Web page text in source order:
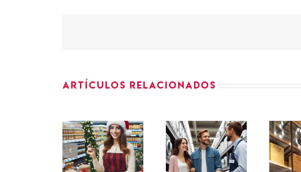
Artículos relacionados
PROMOTORES
PEQUEÑO
ELECTRODOMÉSTICO
ASESOR-
VENDEDOR
de
supermercado